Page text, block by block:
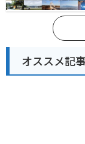
オススメ記